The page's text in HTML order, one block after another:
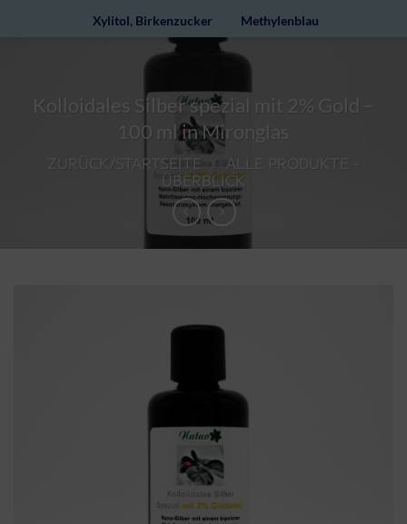
Xylitol, Birkenzucker Methylenblau
Kolloidales Silber spezial mit 2% Gold –
100 ml in Mironglas
ZURÜCK/STARTSEITE ALLE PRODUKTE -
ÜBERBLICK